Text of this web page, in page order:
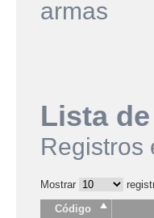
armas
Lista
Registros
Mostrar
Código